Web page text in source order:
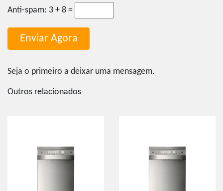
Anti-spam: 3 + 8 =
Seja o primeiro a deixar uma mensagem.
Outros relacionados